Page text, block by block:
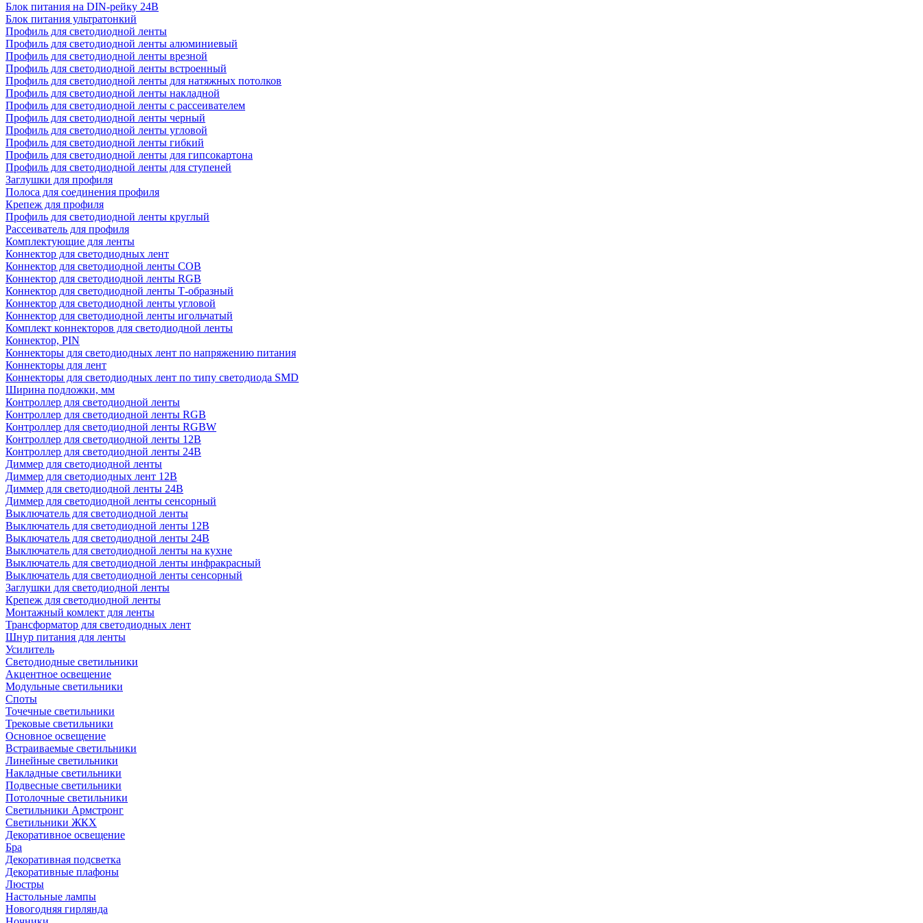
Блок питания на DIN-рейку 24В
Блок питания ультратонкий
Профиль для светодиодной ленты
Профиль для светодиодной ленты алюминиевый
Профиль для светодиодной ленты врезной
Профиль для светодиодной ленты встроенный
Профиль для светодиодной ленты для натяжных потолков
Профиль для светодиодной ленты накладной
Профиль для светодиодной ленты с рассеивателем
Профиль для светодиодной ленты черный
Профиль для светодиодной ленты угловой
Профиль для светодиодной ленты гибкий
Профиль для светодиодной ленты для гипсокартона
Профиль для светодиодной ленты для ступеней
Заглушки для профиля
Полоса для соединения профиля
Крепеж для профиля
Профиль для светодиодной ленты круглый
Рассеиватель для профиля
Комплектующие для ленты
Коннектор для светодиодных лент
Коннектор для светодиодной ленты COB
Коннектор для светодиодной ленты RGB
Коннектор для светодиодной ленты Т-образный
Коннектор для светодиодной ленты угловой
Коннектор для светодиодной ленты игольчатый
Комплект коннекторов для светодиодной ленты
Коннектор, PIN
Коннекторы для светодиодных лент по напряжению питания
Коннекторы для лент
Коннекторы для светодиодных лент по типу светодиода SMD
Ширина подложки, мм
Контроллер для светодиодной ленты
Контроллер для светодиодной ленты RGB
Контроллер для светодиодной ленты RGBW
Контроллер для светодиодной ленты 12В
Контроллер для светодиодной ленты 24В
Диммер для светодиодной ленты
Диммер для светодиодных лент 12В
Диммер для светодиодной ленты 24В
Диммер для светодиодной ленты сенсорный
Выключатель для светодиодной ленты
Выключатель для светодиодной ленты 12В
Выключатель для светодиодной ленты 24В
Выключатель для светодиодной ленты на кухне
Выключатель для светодиодной ленты инфракрасный
Выключатель для светодиодной ленты сенсорный
Заглушки для светодиодной ленты
Крепеж для светодиодной ленты
Монтажный комлект для ленты
Трансформатор для светодиодных лент
Шнур питания для ленты
Усилитель
Светодиодные светильники
Акцентное освещение
Модульные светильники
Споты
Точечные светильники
Трековые светильники
Основное освещение
Встраиваемые светильники
Линейные светильники
Накладные светильники
Подвесные светильники
Потолочные светильники
Светильники Армстронг
Светильники ЖКХ
Декоративное освещение
Бра
Декоративная подсветка
Декоративные плафоны
Люстры
Настольные лампы
Новогодняя гирлянда